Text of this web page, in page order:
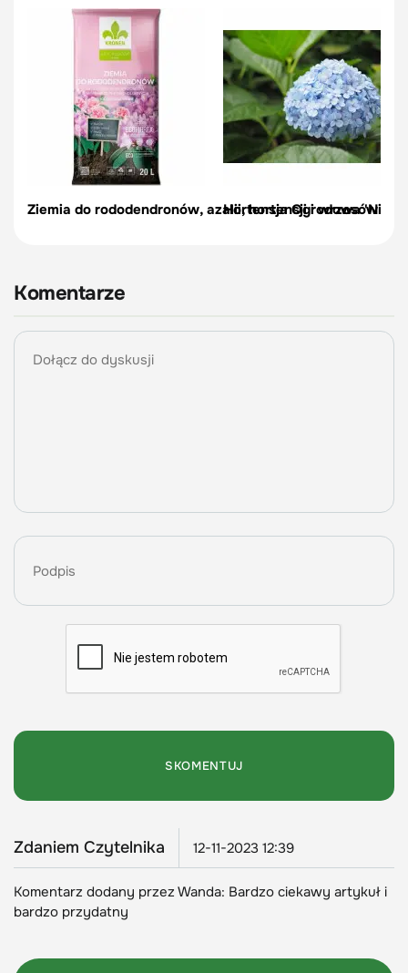
Ziemia do rododendronów, azalii, hortensji i wrzosów -
Hortensja Ogrodowa
Komentarze
Zdaniem Czytelnika 12-11-2023 12:39
Komentarz dodany przez Wanda: Bardzo ciekawy artykuł i
bardzo przydatny